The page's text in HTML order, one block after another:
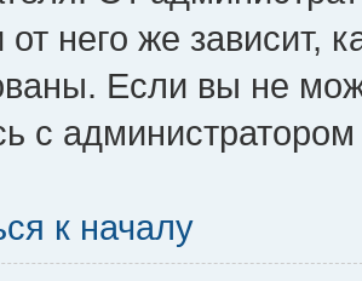
от него же зависит,
Если вы не
с
к началу